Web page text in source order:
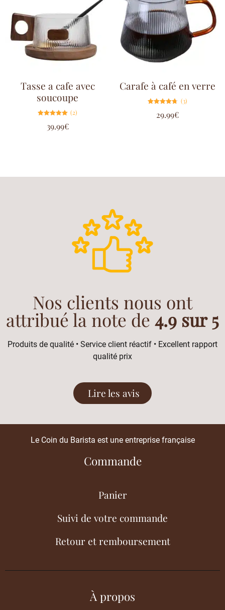
Tasse a cafe avec
soucoupe
5.00
sur 5
(2)
39.99€
Carafe à café en verre
4.67
sur 5
(3)
29.99€
Nos clients nous ont
attribué la note de 4.9 sur 5
Produits de qualité • Service client réactif • Excellent rapport
qualité prix
Lire les avis
Le Coin du Barista est une entreprise française
Commande
Panier
Suivi de votre commande
Retour et remboursement
À propos